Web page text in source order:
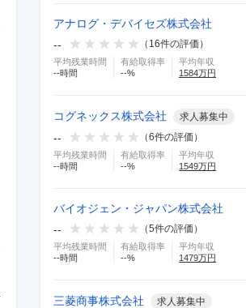
アナログ・デバイセズ株式会社
--
（ 16件の評価）
平均残業時間
--時間
有給取得率
--%
平均年収
1584万円
コグネックス株式会社 求人募集中
-- （6件の評価）
平均残業時間
--時間
有給取得率
--%
平均年収
1549万円
バイオジェン・ジャパン株式会社
--
（5件の評価）
平均残業時間
--時間
有給取得率
--%
平均年収
1479万円
三菱商事株式会社 求人募集中